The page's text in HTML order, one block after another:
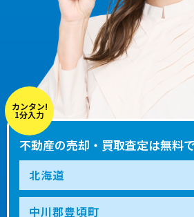
カンタン!
1分入力
不動産の売却・買取査定は無料